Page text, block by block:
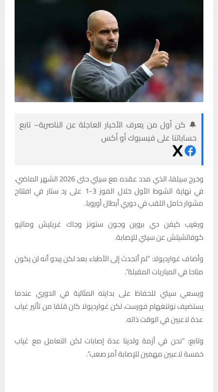
🔔 كن أول من يعرف الأخبار العاجلة عن الناصرية– تابع
حساباتنا على فيسبوك أو أكس
وخرج سيلفا، الذي مدد عقده مع سيتي حتى 2026 الشهر الماضي،
في نهاية الشوط الأول خلال الفوز 3-1 على رد ستار في افتتاح
مشوار حامل اللقب في دوري أبطال أوروبا.
ويغيب كيفن دي بروين وجون ستونز وجاك غريليش وماتيو
كوفاتشيتش عن سيتي للإصابة.
وأضاف غوارديولا: “لم أتحدث إلى الأطباء بعد لكن يبدو أنه لن يكون
متاحا في المباريات المقبلة”.
ويسعي سيتي للحفاظ على بدايته المثالية في الدوري عندما
يستضيف نوتنغهام فورست، لكن غوارديولا كان قلقا من تأثير غياب
عدة لاعبين في الوقت ذاته.
وتابع: “نحن في أزمة ولدينا عدة إصابات لكن التعامل مع غياب
خمسة لاعبين مهمين للإصابة أمر صعب”.